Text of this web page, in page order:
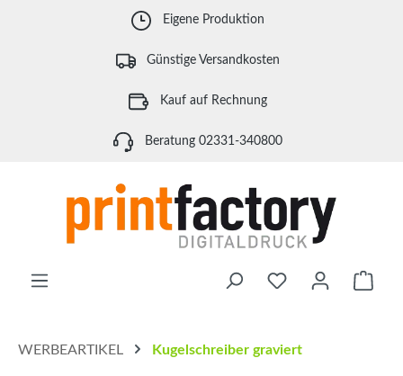
Zum Hauptinhalt springen Eigene Produktion
Günstige Versandkosten
Kauf auf Rechnung
Beratung 02331-340800
WERBEARTIKEL Kugelschreiber graviert